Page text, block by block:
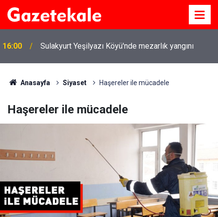
16:00 Sulakyurt Yeşilyazı Köyü'nde mezarlık yangını
Anasayfa Siyaset Haşereler ile mücadele
Haşereler ile mücadele